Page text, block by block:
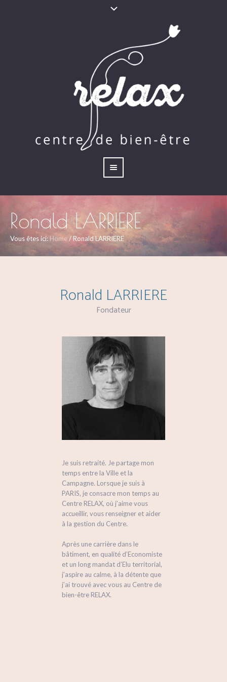
Ronald LARRIERE
Vous êtes ici: Home/Ronald LARRIERE
Ronald LARRIERE
Fondateur
Je suis retraité. Je partage mon
temps entre la Ville et la
Campagne. Lorsque je suis à
PARIS, je consacre mon temps au
Centre RELAX, où j’aime vous
accueillir, vous renseigner et aider
à la gestion du Centre.
Après une carrière dans le
bâtiment, en qualité d’Economiste
et un long mandat d’Elu territorial,
j’aspire au calme, à la détente que
j’ai trouvé avec vous au Centre de
bien-être RELAX.